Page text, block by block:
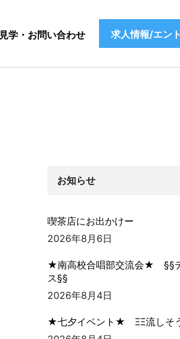
見学・お問い合わせ 求人情報/エン
お知らせ
喫茶店にお出かけー
2026年8月6日
★南高校合唱部交流会★ §§
ス§§
2026年8月4日
★七夕イベント★ ΞΞ流しそ